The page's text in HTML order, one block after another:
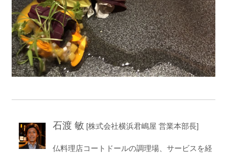
石渡 敏 [株式会社横浜君嶋屋 営業本部長]
仏料理店コートドールの調理場、サービスを経